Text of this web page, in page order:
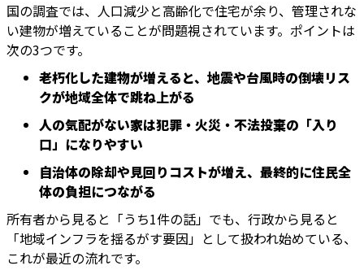
国の調査では、人口減少と高齢化で住宅が余り、管理されな
い建物が増えていることが問題視されています。ポイントは
次の3つです。
老朽化した建物が増えると、地震や台風時の倒壊リス
クが地域全体で跳ね上がる
人の気配がない家は犯罪・火災・不法投棄の「入り
口」になりやすい
自治体の除却や見回りコストが増え、最終的に住民全
体の負担につながる
所有者から見ると「うち1件の話」でも、行政から見ると
「地域インフラを揺るがす要因」として扱われ始めている、
これが最近の流れです。